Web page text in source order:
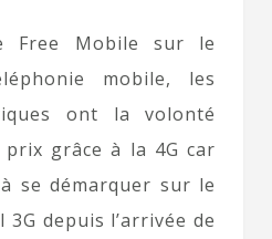
Free Mobile sur le
mobile, les
ont la volonté
prix grâce à la 4G car
se démarquer sur le
depuis l’arrivée de